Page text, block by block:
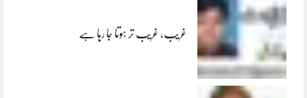
غریب، غریب تر ہوتا جا رہا ہے